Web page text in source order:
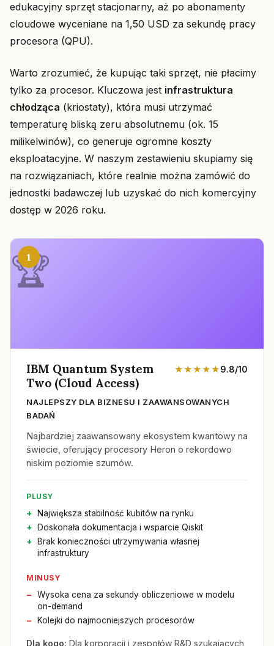
edukacyjny sprzęt stacjonarny, aż po abonamenty
cloudowe wyceniane na 1,50 USD za sekundę pracy
procesora (QPU).
Warto zrozumieć, że kupując taki sprzęt, nie płacimy
tylko za procesor. Kluczowa jest infrastruktura
chłodząca (kriostaty), która musi utrzymać
temperaturę bliską zeru absolutnemu (ok. 15
milikelwinów), co generuje ogromne koszty
eksploatacyjne. W naszym zestawieniu skupiamy się
na rozwiązaniach, które realnie można zamówić do
jednostki badawczej lub uzyskać do nich komercyjny
dostęp w 2026 roku.
1
IBM Quantum System
Two (Cloud Access)
★★★★★9.8/10
NAJLEPSZY DLA BIZNESU I ZAAWANSOWANYCH
BADAŃ
Najbardziej zaawansowany ekosystem kwantowy na
świecie, oferujący procesory Heron o rekordowo
niskim poziomie szumów.
PLUSY
Największa stabilność kubitów na rynku
Doskonała dokumentacja i wsparcie Qiskit
Brak konieczności utrzymywania własnej
infrastruktury
MINUSY
Wysoka cena za sekundy obliczeniowe w modelu
on-demand
Kolejki do najmocniejszych procesorów
Dla kogo: Dla korporacji i zespołów R&D szukających